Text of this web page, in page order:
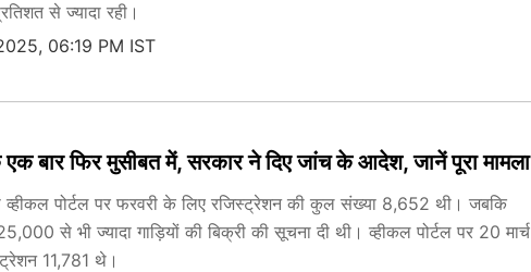
से ज्यादा रही।
06:19 PM IST
बार फिर मुसीबत में, सरकार ने दिए जांच के आदेश, जानें पूरा मामला
पोर्टल पर फरवरी के लिए रजिस्ट्रेशन की कुल संख्या 8,652 थी। जबकि
से भी ज्यादा गाड़ियों की बिक्री की सूचना दी थी। व्हीकल पोर्टल पर 20 मार्च
11,781 थे।